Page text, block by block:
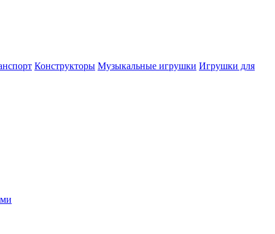
Конструкторы Музыкальные игрушки Игрушки для